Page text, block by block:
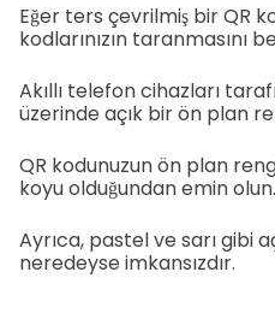
Eğer ters çevrilmiş bir QR
kodlarınızın taranmasını
Akıllı telefon cihazları
üzerinde açık bir ön plan
QR kodunuzun ön plan
koyu olduğundan emin olun.
Ayrıca, pastel ve sarı gibi
neredeyse imkansızdır.